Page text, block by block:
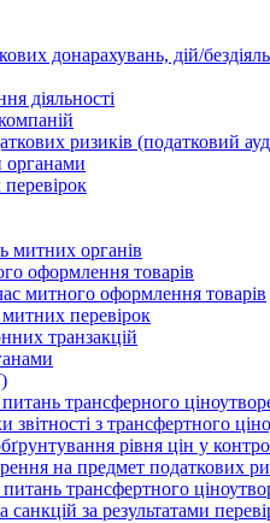
донарахувань, дій/
діяльності
ризиків (податковий
органами
митних органів
оформлення товарів
митного оформлення товарів
перевірок
транзакцій
трансферного
звітності з трансфертного
рівня цін у
на предмет податкових
трансфертного
за результатами